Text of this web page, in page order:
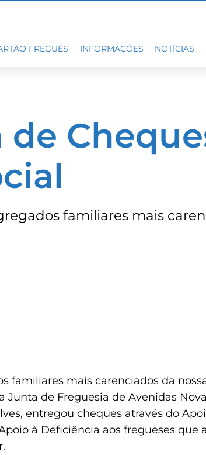
FREGUÊS INFORMAÇÕES NOTÍCIAS
de
familiares mais
familiares mais carenciados da
Junta de Freguesia de Avenidas
entregou cheques através do
à Deficiência aos fregueses que